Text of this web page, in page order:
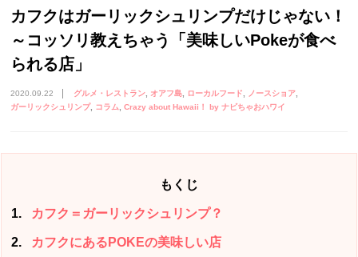
カフクはガーリックシュリンプだけじゃない！
～コッソリ教えちゃう「美味しいPokeが食べ
られる店」
2020.09.22 グルメ・レストラン オアフ島 ローカルフード
ノースショア
ガーリックシュリンプ コラム Crazy about Hawaii！ by ナビちゃおハワイ
もくじ
1 カフク＝ガーリックシュリンプ？
2 カフクにあるPOKEの美味しい店